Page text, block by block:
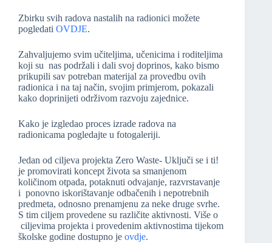
Zbirku svih radova nastalih na radionici možete
pogledati OVDJE.
Zahvaljujemo svim učiteljima, učenicima i roditeljima
koji su nas podržali i dali svoj doprinos, kako bismo
prikupili sav potreban materijal za provedbu ovih
radionica i na taj način, svojim primjerom, pokazali
kako doprinijeti održivom razvoju zajednice.
Kako je izgledao proces izrade radova na
radionicama pogledajte u fotogaleriji.
Jedan od ciljeva projekta Zero Waste- Uključi se i ti!
je promovirati koncept života sa smanjenom
količinom otpada, potaknuti odvajanje, razvrstavanje
i ponovno iskorištavanje odbačenih i nepotrebnih
predmeta, odnosno prenamjenu za neke druge svrhe.
S tim ciljem provedene su različite aktivnosti. Više o
ciljevima projekta i provedenim aktivnostima tijekom
školske godine dostupno je ovdje.